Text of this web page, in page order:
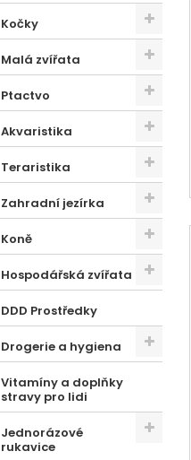
Kočky
Malá zvířata
Ptactvo
Akvaristika
Teraristika
Zahradní jezírka
Koně
Hospodářská zvířata
DDD Prostředky
Drogerie a hygiena
Vitamíny a doplňky
stravy pro lidi
Jednorázové
rukavice